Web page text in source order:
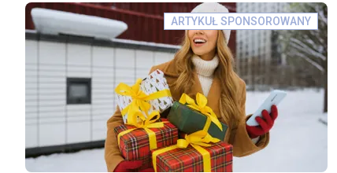
ARTYKUŁ SPONSOROWANY